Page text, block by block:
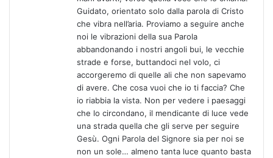
Guidato, orientato solo dalla parola di Cristo
che vibra nell’aria. Proviamo a seguire anche
noi le vibrazioni della sua Parola
abbandonando i nostri angoli bui, le vecchie
strade e forse, buttandoci nel volo, ci
accorgeremo di quelle ali che non sapevamo
di avere. Che cosa vuoi che io ti faccia? Che
io riabbia la vista. Non per vedere i paesaggi
che lo circondano, il mendicante di luce vede
una strada quella che gli serve per seguire
Gesù. Ogni Parola del Signore sia per noi se
non un sole… almeno tanta luce quanto basta